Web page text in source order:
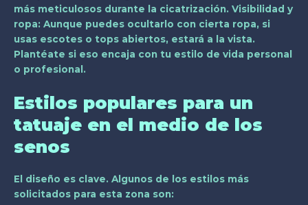
más meticulosos durante la cicatrización. Visibilidad y
ropa: Aunque puedes ocultarlo con cierta ropa, si
usas escotes o tops abiertos, estará a la vista.
Plantéate si eso encaja con tu estilo de vida personal
o profesional.
Estilos populares para un
tatuaje en el medio de los
senos
El diseño es clave. Algunos de los estilos más
solicitados para esta zona son: